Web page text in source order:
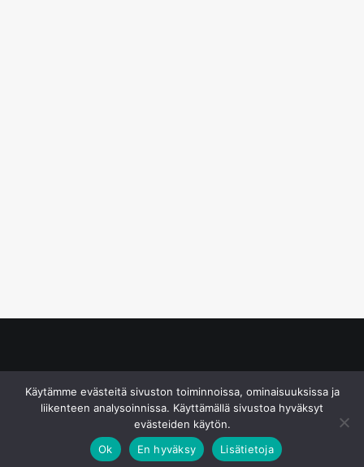
Käytämme evästeitä sivuston toiminnoissa, ominaisuuksissa ja
liikenteen analysoinnissa. Käyttämällä sivustoa hyväksyt
evästeiden käytön.
Ok
En hyväksy Lisätietoja